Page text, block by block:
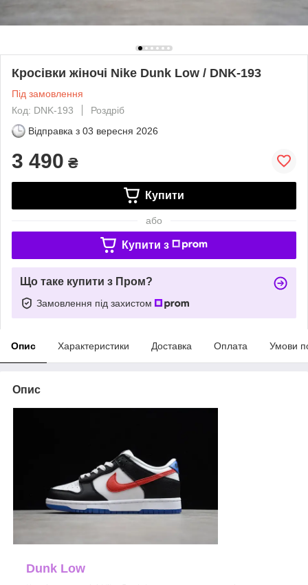
Кросівки жіночі Nike Dunk Low / DNK-193
Під замовлення
Код: DNK-193
Роздріб
Відправка з 03 вересня 2026
3 490 ₴
Купити
або
Купити з
Що таке купити з Пром?
Замовлення під захистом
Опис Характеристики Доставка Оплата Умови
Опис
Dunk Low